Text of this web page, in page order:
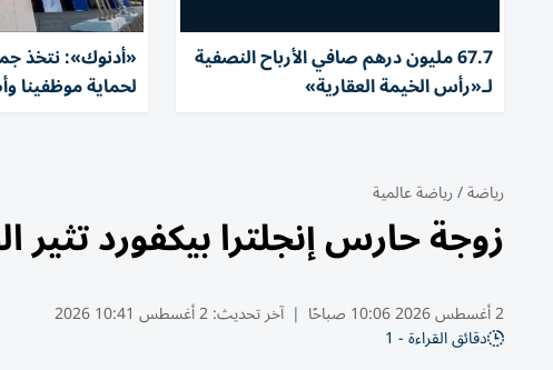
67.7 مليون درهم صافي الأرباح النصفية
لـ«رأس الخيمة العقارية»
«أدنوك»: نتخذ
لحماية موظفينا
رياضة/رياضة عالمية
زوجة حارس إنجلترا بيكفورد
2 أغسطس 2026 10:06 صباحًا | آخر تحديث:2 أغسطس 10:41 2026
دقائق القراءة - 1